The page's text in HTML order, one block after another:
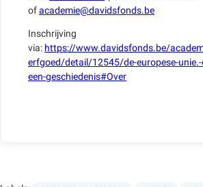
ofacademie@davidsfonds.be
Inschrijving
via: https://www.davidsfonds.be/
erfgoed/detail/12545/de-europese-
een-geschiedenis#Over